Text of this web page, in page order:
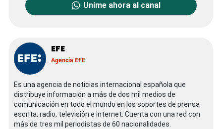
Unime ahora al canal
EFE
Agencia EFE
Es una agencia de noticias internacional española que
distribuye información a más de dos mil medios de
comunicación en todo el mundo en los soportes de prensa
escrita, radio, televisión e internet. Cuenta con una red con
más de tres mil periodistas de 60 nacionalidades.